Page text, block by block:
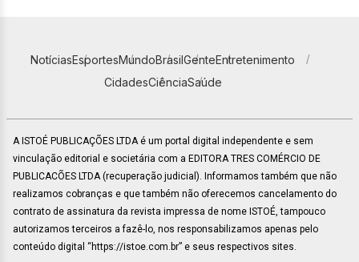
NotíciasEsportesMundoBrasilGenteEntretenimento
CidadesCiênciaSaúde
A ISTOÉ PUBLICAÇÕES LTDA é um portal digital independente e sem
vinculação editorial e societária com a EDITORA TRES COMÉRCIO DE
PUBLICACÕES LTDA (recuperação judicial). Informamos também que não
realizamos cobranças e que também não oferecemos cancelamento do
contrato de assinatura da revista impressa de nome ISTOÉ, tampouco
autorizamos terceiros a fazê-lo, nos responsabilizamos apenas pelo
conteúdo digital “https://istoe.com.br” e seus respectivos sites.